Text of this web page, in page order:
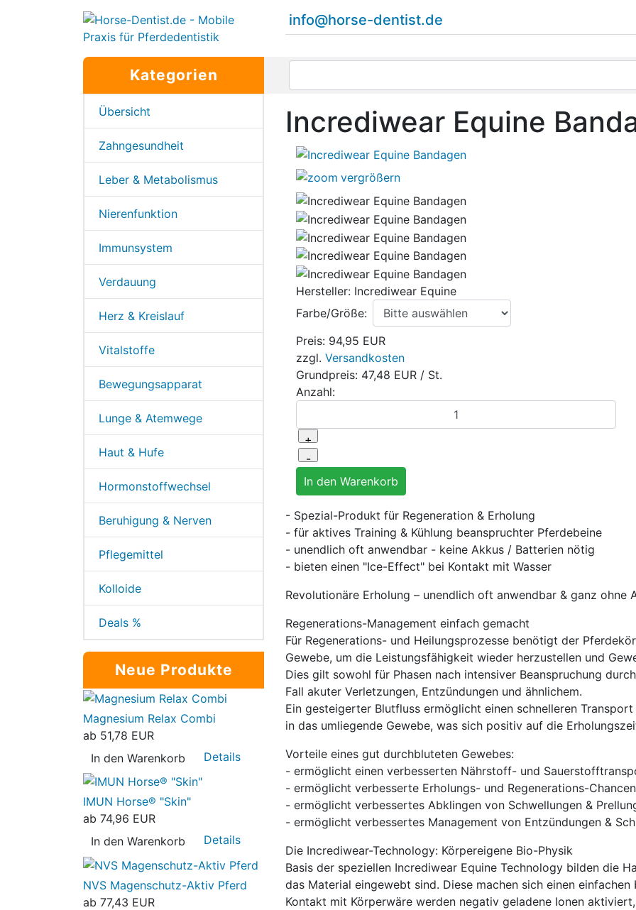
info@horse-dentist.de
Kategorien
Übersicht
Zahngesundheit
Leber & Metabolismus
Nierenfunktion
Immunsystem
Verdauung
Herz & Kreislauf
Vitalstoffe
Bewegungsapparat
Lunge & Atemwege
Haut & Hufe
Hormonstoffwechsel
Beruhigung & Nerven
Pflegemittel
Kolloide
Deals %
Neue Produkte
Magnesium Relax Combi
ab 51,78 EUR
In den Warenkorb
Details
IMUN Horse® "Skin"
ab 74,96 EUR
In den Warenkorb
Details
NVS Magenschutz-Aktiv Pferd
ab 77,43 EUR
Incrediwear Equine
vergrößern
Hersteller: Incrediwear Equine
Farbe/Größe:
Preis: 94,95 EUR
zzgl. Versandkosten
Grundpreis: 47,48 EUR / St.
Anzahl:
- Spezial-Produkt für Regeneration & Erholung
- für aktives Training & Kühlung beanspruchter Pferdebeine
- unendlich oft anwendbar - keine Akkus / Batterien nötig
- bieten einen "Ice-Effect" bei Kontakt mit Wasser
Revolutionäre Erholung – unendlich oft anwendbar & ganz ohne
Regenerations-Management einfach gemacht
Für Regenerations- und Heilungsprozesse benötigt der
Gewebe, um die Leistungsfähigkeit wieder herzustellen und
Dies gilt sowohl für Phasen nach intensiver Beanspruchung
Fall akuter Verletzungen, Entzündungen und ähnlichem.
Ein gesteigerter Blutfluss ermöglicht einen schnelleren
in das umliegende Gewebe, was sich positiv auf die
Vorteile eines gut durchbluteten Gewebes:
- ermöglicht einen verbesserten Nährstoff- und
- ermöglicht verbesserte Erholungs- und Regenerations-Chancen
- ermöglicht verbessertes Abklingen von Schwellungen &
- ermöglicht verbessertes Management von Entzündungen &
Die Incrediwear-Technology: Körpereigene Bio-Physik
Basis der speziellen Incrediwear Equine Technology bilden die
das Material eingewebt sind. Diese machen sich einen
Kontakt mit Körperwäre werden negativ geladene Ionen